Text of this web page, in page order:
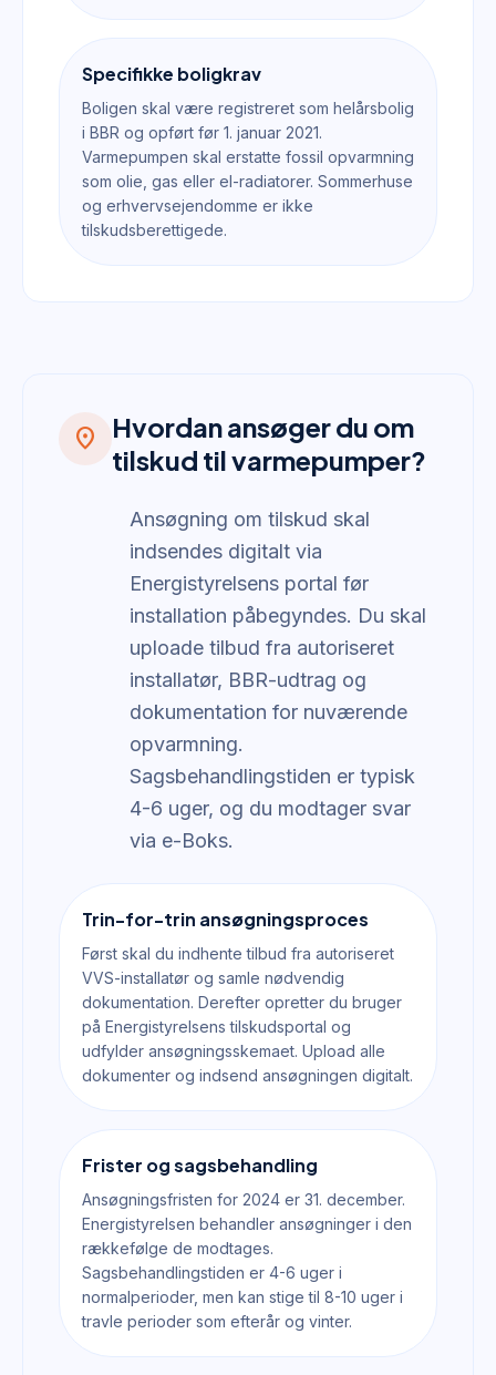
Specifikke boligkrav
Boligen skal være registreret som helårsbolig
i BBR og opført før 1. januar 2021.
Varmepumpen skal erstatte fossil opvarmning
som olie, gas eller el-radiatorer. Sommerhuse
og erhvervsejendomme er ikke
tilskudsberettigede.
location_on
Hvordan ansøger du om
tilskud til varmepumper?
Ansøgning om tilskud skal
indsendes digitalt via
Energistyrelsens portal før
installation påbegyndes. Du skal
uploade tilbud fra autoriseret
installatør, BBR-udtrag og
dokumentation for nuværende
opvarmning.
Sagsbehandlingstiden er typisk
4-6 uger, og du modtager svar
via e-Boks.
Trin-for-trin ansøgningsproces
Først skal du indhente tilbud fra autoriseret
VVS-installatør og samle nødvendig
dokumentation. Derefter opretter du bruger
på Energistyrelsens tilskudsportal og
udfylder ansøgningsskemaet. Upload alle
dokumenter og indsend ansøgningen digitalt.
Frister og sagsbehandling
Ansøgningsfristen for 2024 er 31. december.
Energistyrelsen behandler ansøgninger i den
rækkefølge de modtages.
Sagsbehandlingstiden er 4-6 uger i
normalperioder, men kan stige til 8-10 uger i
travle perioder som efterår og vinter.